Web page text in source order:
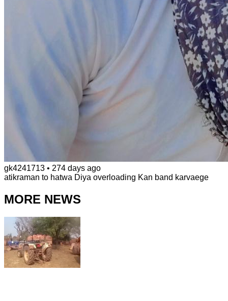
gk4241713 • 274 days ago
atikraman to hatwa Diya overloading Kan band karvaege
MORE NEWS